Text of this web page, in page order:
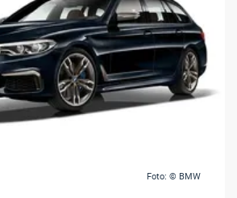
Foto: © BMW